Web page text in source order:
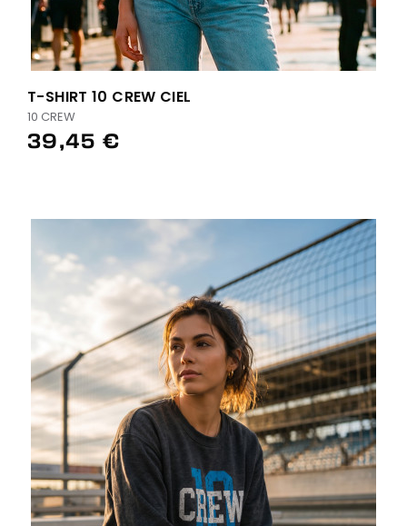
T-SHIRT 10 CREW CIEL
10 CREW
39,45 €